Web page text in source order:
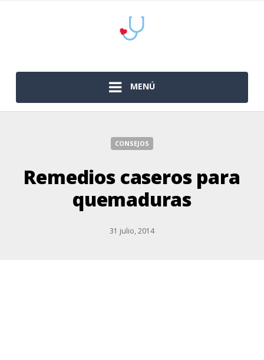
MENÚ
CONSEJOS
Remedios caseros para
quemaduras
31 julio, 2014